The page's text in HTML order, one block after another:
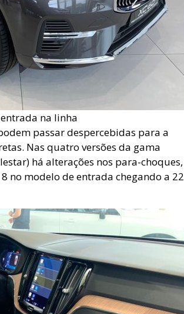
na linha
passar despercebidas para a
Nas quatro versões da gama
há alterações nos para-choques,
no modelo de entrada chegando a 22